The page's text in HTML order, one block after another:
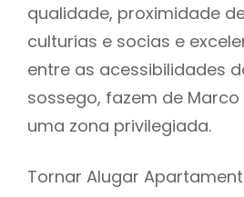
qualidade, proximidade
culturias e socias e
entre as acessibilidades
sossego, fazem de Marco
uma zona privilegiada.
Tornar Alugar